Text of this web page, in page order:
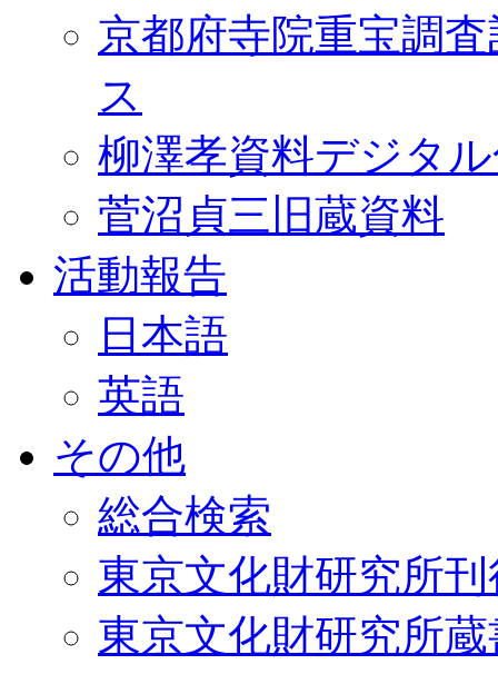
京都府寺院重宝調
ス
柳澤孝資料デジタ
菅沼貞三旧蔵資料
活動報告
日本語
英語
その他
総合検索
東京文化財研究所
東京文化財研究所